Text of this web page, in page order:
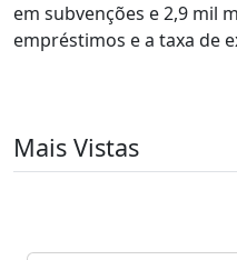
em subvenções e 2,9 mil
empréstimos e a taxa de
Mais Vistas